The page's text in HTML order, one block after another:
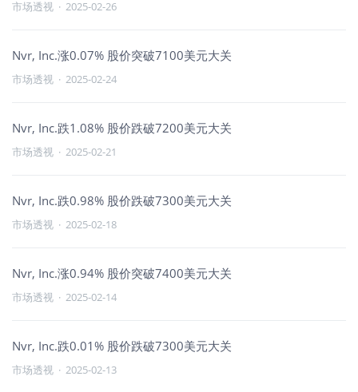
市场透视 · 2025-02-26
Nvr, Inc.涨0.07% 股价突破7100美元大关
市场透视 · 2025-02-24
Nvr, Inc.跌1.08% 股价跌破7200美元大关
市场透视 · 2025-02-21
Nvr, Inc.跌0.98% 股价跌破7300美元大关
市场透视 · 2025-02-18
Nvr, Inc.涨0.94% 股价突破7400美元大关
市场透视 · 2025-02-14
Nvr, Inc.跌0.01% 股价跌破7300美元大关
市场透视 · 2025-02-13